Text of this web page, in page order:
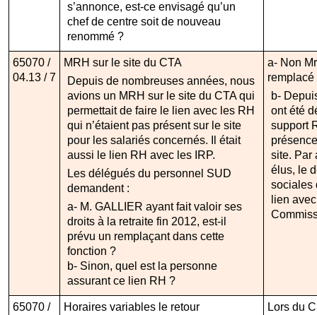
s’annonce, est-ce envisagé qu’un
chef de centre soit de nouveau
renommé ?
65070 /
04.13 / 7
MRH sur le site du CTA
Depuis de nombreuses années, nous
avions un MRH sur le site du CTA qui
permettait de faire le lien avec les RH
qui n’étaient pas présent sur le site
pour les salariés concernés. Il était
aussi le lien RH avec les IRP.
Les délégués du personnel SUD
demandent :
a- M. GALLIER ayant fait valoir ses
droits à la retraite fin 2012, est-il
prévu un remplaçant dans cette
fonction ?
b- Sinon, quel est la personne
assurant ce lien RH ?
a- Non
remplacé
b-
ont été
support
site. Par
élus, le
sociales
lien
65070 /
Horaires variables le retour
Lors du